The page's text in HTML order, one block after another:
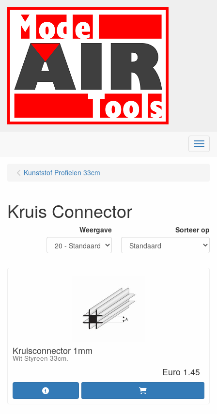
Menu
Kunststof Profielen 33cm
Kruis Connector
Weergave Sorteer op
Kruisconnector 1mm
Wit Styreen 33cm.
Euro 1.45